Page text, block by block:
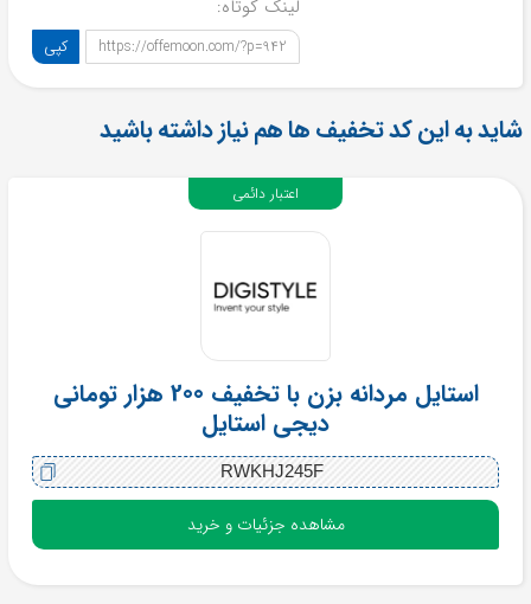
لینک کوتاه:
https://offemoon.com/?p=942 کپی
شاید به این کد تخفیف ها هم نیاز داشته باشید
استایل مردانه بزن با تخفیف 200 هزار تومانی
دیجی استایل
RWKHJ245F
مشاهده جزئیات و خرید
اعتبار دائمی